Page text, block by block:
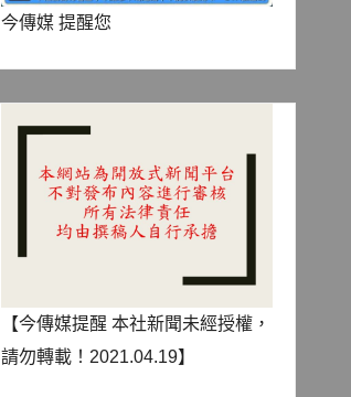
今傳媒 提醒您
【今傳媒提醒 本社新聞未經授權，
請勿轉載！2021.04.19】